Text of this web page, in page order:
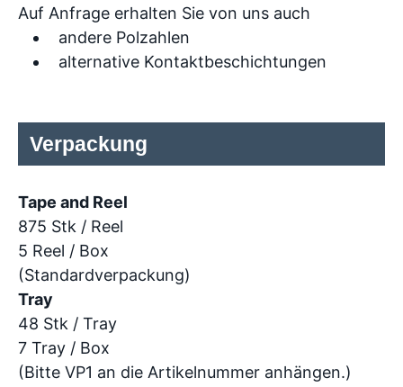
Auf Anfrage erhalten Sie von uns auch
andere Polzahlen
alternative Kontaktbeschichtungen
Verpackung
Tape and Reel
875 Stk / Reel
5 Reel / Box
(Standardverpackung)
Tray
48 Stk / Tray
7 Tray / Box
(Bitte VP1 an die Artikelnummer anhängen.)